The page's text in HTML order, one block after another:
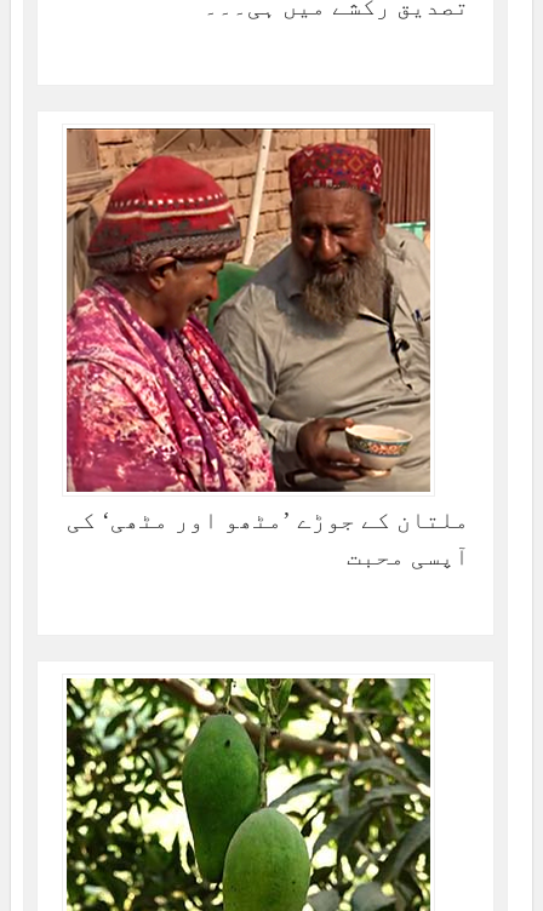
تصدیق رکشے میں ہی۔۔۔
ملتان کے جوڑے ’مٹھو اور مٹھی‘ کی
آپسی محبت